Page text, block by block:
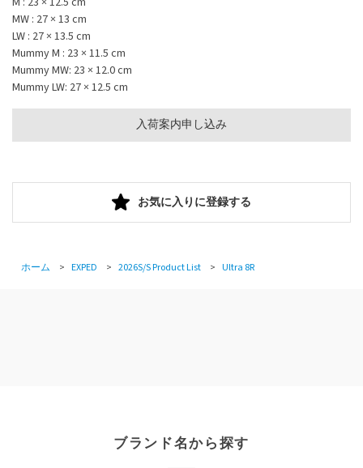
入荷案内申し込み
MW : 27 × 13 cm
LW : 27 × 13.5 cm
Mummy M : 23 × 11.5 cm
Mummy MW: 23 × 12.0 cm
Mummy LW: 27 × 12.5 cm
お気に入りに登録する
ホーム > EXPED > 2026S/S Product List > Ultra 8R
ブランド名から探す